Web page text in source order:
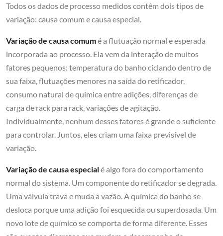
Todos os dados de processo medidos contêm dois tipos de
variação: causa comum e causa especial.
Variação de causa comumé a flutuação normal e esperada
incorporada ao processo. Ela vem da interação de muitos
fatores pequenos: temperatura do banho ciclando dentro de
sua faixa, flutuações menores na saída do retificador,
consumo natural de química entre adições, diferenças de
carga de rack para rack, variações de agitação.
Individualmente, nenhum desses fatores é grande o suficiente
para controlar. Juntos, eles criam uma faixa previsível de
variação.
Variação de causa especialé algo fora do comportamento
normal do sistema. Um componente do retificador se degrada.
Uma válvula trava e muda a vazão. A química do banho se
desloca porque uma adição foi esquecida ou superdosada. Um
novo lote de químico se comporta de forma diferente. Esses